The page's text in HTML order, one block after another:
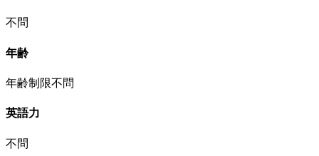
不問
年齢
年齢制限不問
英語力
不問